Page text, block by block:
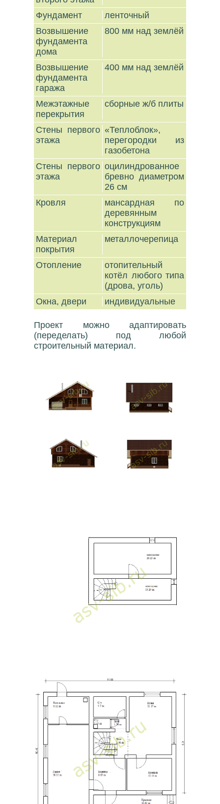
Фундамент
ленточный
Возвышение
фундамента
дома
800 мм над землёй
Возвышение
фундамента
гаража
400 мм над землёй
Межэтажные
перекрытия
сборные ж/б плиты
Стены первого
этажа
«Теплоблок»,
перегородки из
газобетона
Стены первого
этажа
оцилиндрованное
бревно диаметром
26 см
Кровля
мансардная по
деревянным
конструкциям
Материал
покрытия
металлочерепица
Отопление
отопительный
котёл любого типа
(дрова, уголь)
Окна, двери
индивидуальные
Проект можно адаптировать
(переделать) под любой
строительный материал.